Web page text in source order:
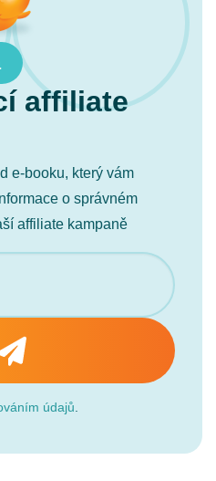
affiliate
e-booku, který vám
o správném
affiliate kampaně
údajů.